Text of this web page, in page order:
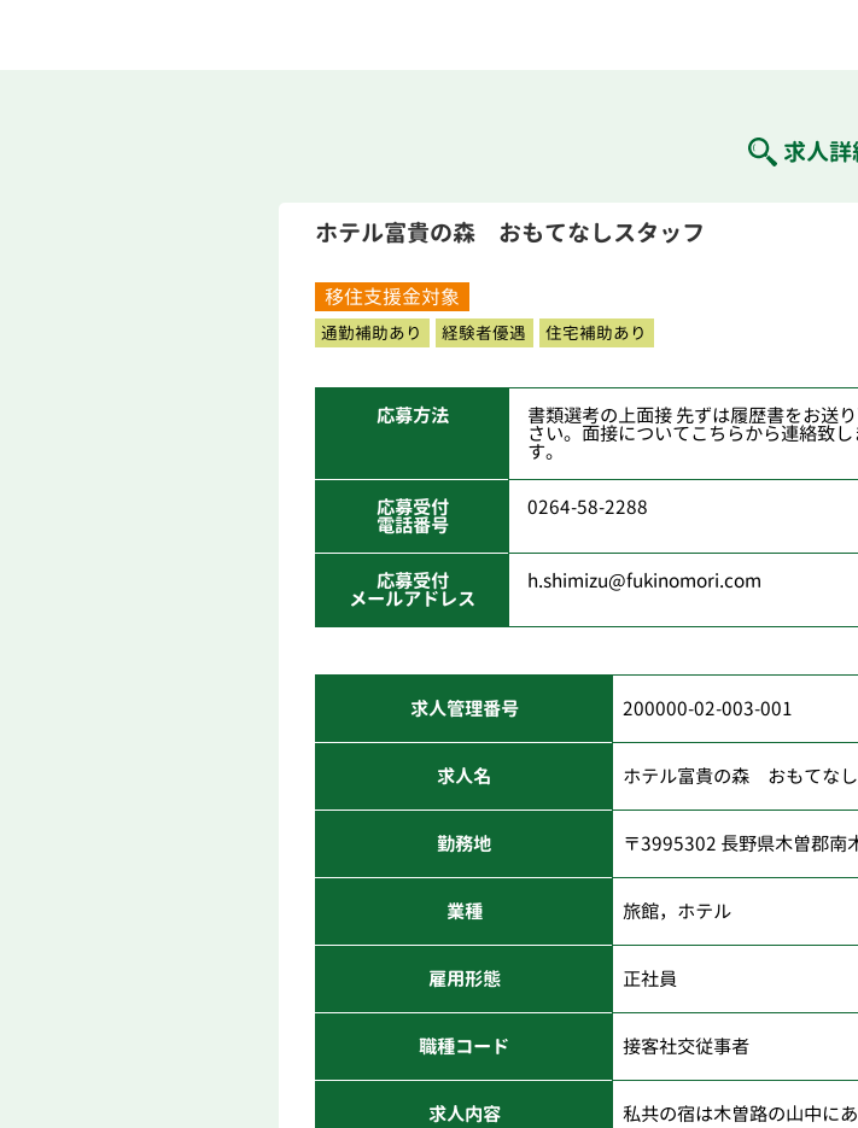
求人詳
ホテル富貴の森 おもてなしスタッフ
移住支援金対象
通勤補助あり 経験者優遇 住宅補助あり
応募方法 書類選考の上面接 先ずは履歴書をお送
さい。面接についてこちらから連絡致し
す。
応募受付
電話番号
0264-58-2288
応募受付
メールアドレス
h.shimizu@fukinomori.com
求人管理番号 200000-02-003-001
求人名 ホテル富貴の森 おもてな
勤務地 〒3995302 長野県木曽郡南
業種 旅館，ホテル
雇用形態 正社員
職種コード 接客社交従事者
求人内容
私共の宿は木曽路の山中に